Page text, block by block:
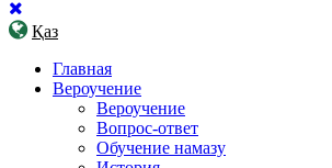
Қаз
Главная
Вероучение
Вероучение
Вопрос-ответ
Обучение намазу